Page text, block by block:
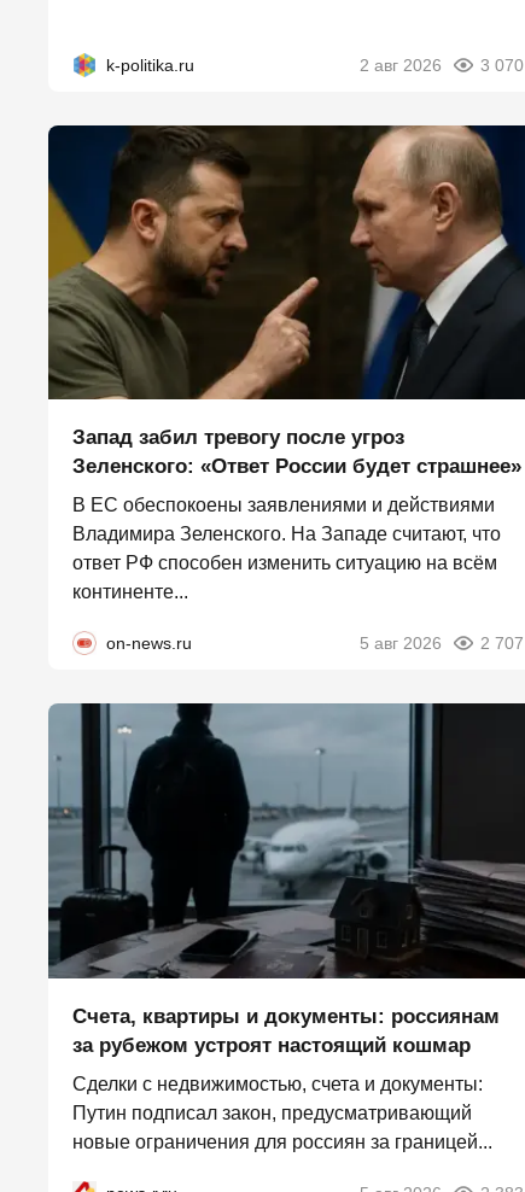
k-politika.ru 2 авг 2026 3 070
Запад забил тревогу после угроз
Зеленского: «Ответ России будет страшнее»
В ЕС обеспокоены заявлениями и действиями
Владимира Зеленского. На Западе считают, что
ответ РФ способен изменить ситуацию на всём
континенте...
on-news.ru 5 авг 2026 2 707
Счета, квартиры и документы: россиянам
за рубежом устроят настоящий кошмар
Сделки с недвижимостью, счета и документы:
Путин подписал закон, предусматривающий
новые ограничения для россиян за границей...